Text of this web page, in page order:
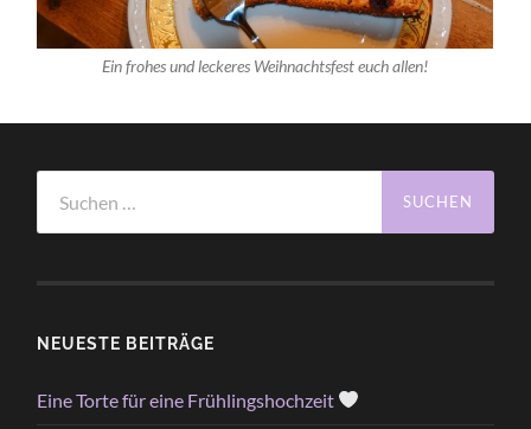
Ein frohes und leckeres Weihnachtsfest euch allen!
nach:
NEUESTE BEITRÄGE
Eine Torte für eine Frühlingshochzeit